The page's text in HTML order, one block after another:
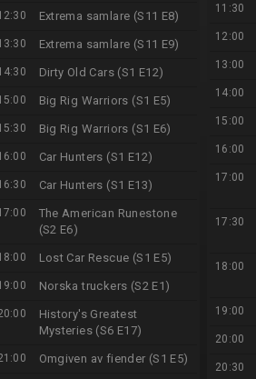
Extrema samlare (S11 E8)
Extrema samlare (S11 E9)
Dirty Old Cars (S1 E12)
Big Rig Warriors (S1 E5)
Big Rig Warriors (S1 E6)
Car Hunters (S1 E12)
Car Hunters (S1 E13)
The American Runestone
(S2 E6)
Lost Car Rescue (S1 E5)
Norska truckers (S2 E1)
History's Greatest
Mysteries (S6 E17)
Omgiven av fiender (S1 E5)
11:30
12:00
13:00
14:00
15:00
16:00
17:00
17:30
18:00
19:00
20:00
20:30